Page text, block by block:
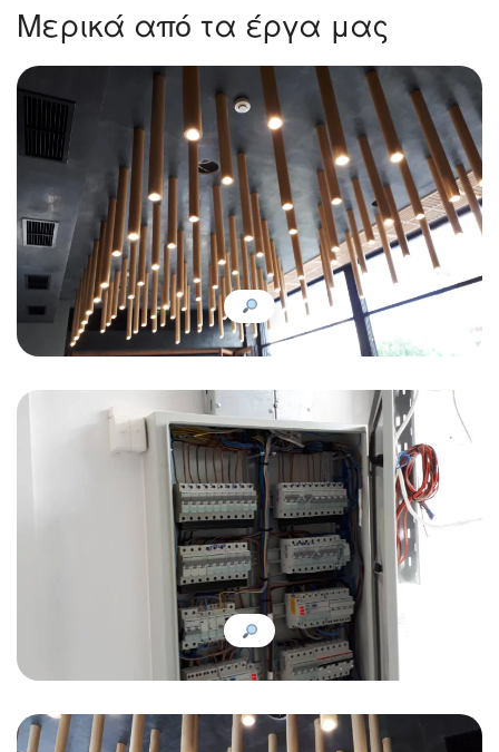
Μερικά από τα έργα μας